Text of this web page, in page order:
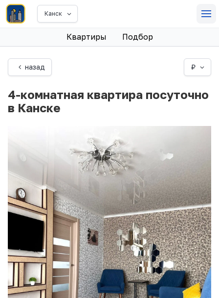
Канск
Квартиры Подбор
назад ₽
4-комнатная квартира посуточно
в Канске